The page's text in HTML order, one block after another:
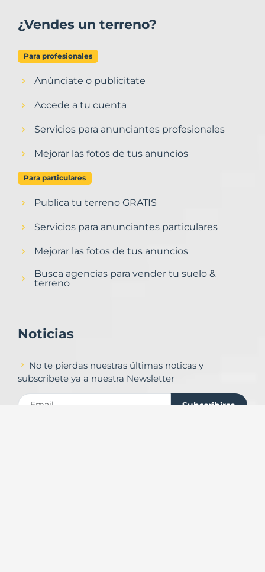
¿Vendes un terreno?
Para profesionales
Anúnciate o publicitate
Accede a tu cuenta
Servicios para anunciantes profesionales
Mejorar las fotos de tus anuncios
Para particulares
Publica tu terreno GRATIS
Servicios para anunciantes particulares
Mejorar las fotos de tus anuncios
Busca agencias para vender tu suelo &
terreno
Noticias
No te pierdas nuestras últimas noticas y
subscribete ya a nuestra Newsletter
Subscribirse